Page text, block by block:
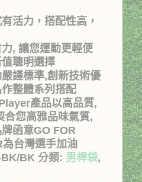
活力，搭配性高，
, 讓您運動更輕便
聰明選擇
謹標準,創新技術優
整體系列搭配
產品以高品質,
合您高雅品味氣質,
函意GO FOR
台灣選手加油
BK 分類: 男桿袋,